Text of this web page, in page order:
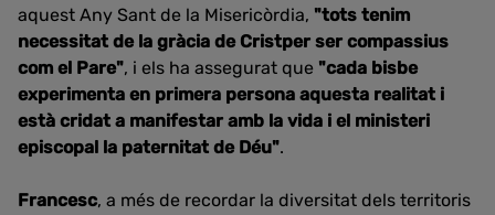
aquest Any Sant de la Misericòrdia, "tots tenim
necessitat de la gràcia de Cristper ser compassius
com el Pare", i els ha assegurat que "cada bisbe
experimenta en primera persona aquesta realitat i
està cridat a manifestar amb la vida i el ministeri
episcopal la paternitat de Déu".
Francesc, a més de recordar la diversitat dels territoris